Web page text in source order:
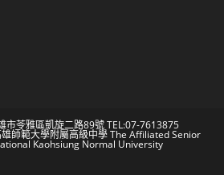
市苓雅區凱旋二路89號 TEL:07-7613875
師範大學附屬高級中學 The Affiliated Senior
Kaohsiung Normal University